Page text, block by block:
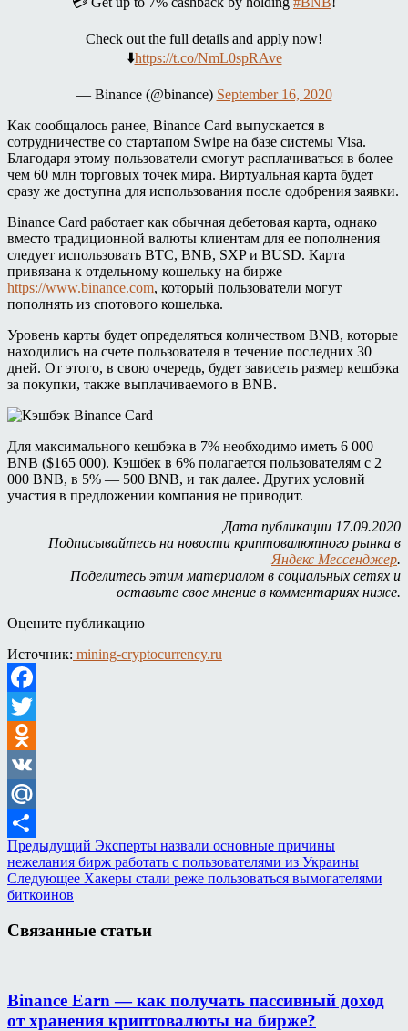
Check out the full details and apply now!
⬇️https://t.co/NmL0spRAve
— Binance (@binance) September 16, 2020
Как сообщалось ранее, Binance Card выпускается в
сотрудничестве со стартапом Swipe на базе системы Visa.
Благодаря этому пользователи смогут расплачиваться в более
чем 60 млн торговых точек мира. Виртуальная карта будет
сразу же доступна для использования после одобрения заявки.
Binance Card работает как обычная дебетовая карта, однако
вместо традиционной валюты клиентам для ее пополнения
следует использовать BTC, BNB, SXP и BUSD. Карта
привязана к отдельному кошельку на бирже
https://www.binance.com, который пользователи могут
пополнять из спотового кошелька.
Уровень карты будет определяться количеством BNB, которые
находились на счете пользователя в течение последних 30
дней. От этого, в свою очередь, будет зависеть размер кешбэка
за покупки, также выплачиваемого в BNB.
Для максимального кешбэка в 7% необходимо иметь 6 000
BNB ($165 000). Кэшбек в 6% полагается пользователям с 2
000 BNB, в 5% — 500 BNB, и так далее. Других условий
участия в предложении компания не приводит.
Дата публикации 17.09.2020
Подписывайтесь на новости криптовалютного рынка в
Яндекс Мессенджер.
Поделитесь этим материалом в социальных сетях и
оставьте свое мнение в комментариях ниже.
Оцените публикацию
Источник: mining-cryptocurrency.ru
Facebook
Twitter
Odnoklassniki
VK
Mail.Ru
Отправить
Предыдущий Эксперты назвали основные причины
нежелания бирж работать с пользователями из Украины
Следующее Хакеры стали реже пользоваться вымогателями
биткоинов
Связанные статьи
Binance Earn — как получать пассивный доход
от хранения криптовалюты на бирже?